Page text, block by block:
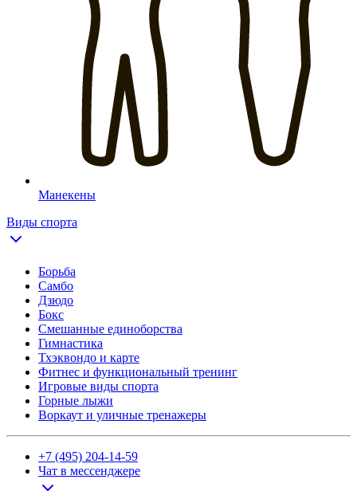
Манекены
Виды спорта
Борьба
Самбо
Дзюдо
Бокс
Смешанные единоборства
Гимнастика
Тхэквондо и карте
Фитнес и функциональный тренинг
Игровые виды спорта
Горные лыжи
Воркаут и уличные тренажеры
+7 (495) 204-14-59
Чат в мессенджере